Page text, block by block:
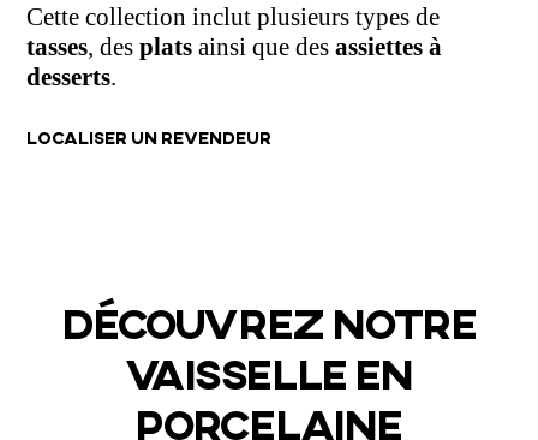
Cette collection inclut plusieurs types de
tasses, desplats ainsi que desassiettes à
desserts.
LOCALISER UN REVENDEUR
DÉCOUVREZ NOTRE
VAISSELLE EN
PORCELAINE